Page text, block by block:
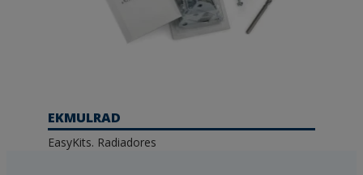
EKMULRAD
EasyKits. Radiadores